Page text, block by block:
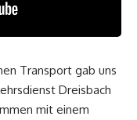
Transport gab uns
Dreisbach
mit einem